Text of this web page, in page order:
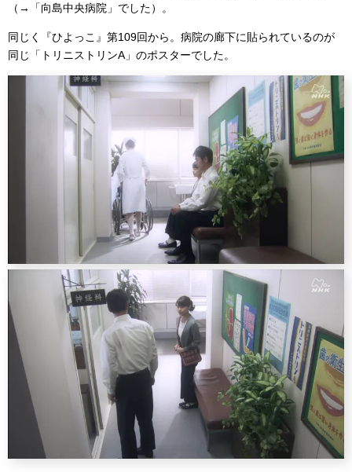
（→「向島中央病院」でした）。
同じく『ひよっこ』第109回から。病院の廊下に貼られているのが
同じ「トリニストリンA」のポスターでした。